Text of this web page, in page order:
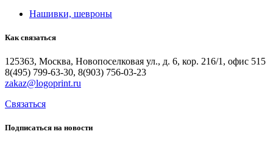
Нашивки, шевроны
Как связаться
125363, Москва, Новопоселковая ул., д. 6, кор. 216/1, офис 515
8(495) 799-63-30, 8(903) 756-03-23
zakaz@logoprint.ru
Связаться
Подписаться на новости